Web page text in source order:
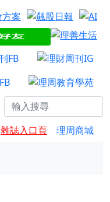
雜誌入口頁 理周商城